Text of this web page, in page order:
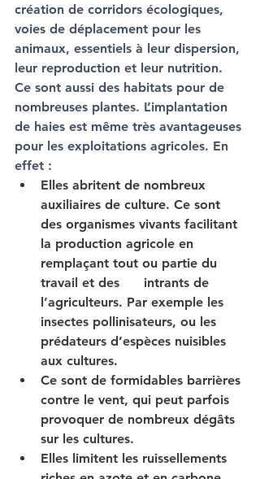
création de corridors écologiques,
voies de déplacement pour les
animaux, essentiels à leur dispersion,
leur reproduction et leur nutrition.
Ce sont aussi des habitats pour de
nombreuses plantes. L’implantation
de haies est même très avantageuses
pour les exploitations agricoles. En
effet :
Elles abritent de nombreux
auxiliaires de culture. Ce sont
des organismes vivants facilitant
la production agricole en
remplaçant tout ou partie du
travail et des      intrants de
l’agriculteurs. Par exemple les
insectes pollinisateurs, ou les
prédateurs d’espèces nuisibles
aux cultures.
Ce sont de formidables barrières
contre le vent, qui peut parfois
provoquer de nombreux dégâts
sur les cultures.
Elles limitent les ruissellements